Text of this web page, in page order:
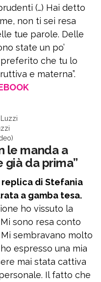
(…) Hai detto
non ti sei resa
tue parole. Delle
state un po’
che tu lo
e materna”.
le manda a
già da prima”
di Stefania
a gamba tesa.
ho vissuto la
sono resa conto
sembravano molto
espresso una mia
mai stata cattiva
Il fatto che